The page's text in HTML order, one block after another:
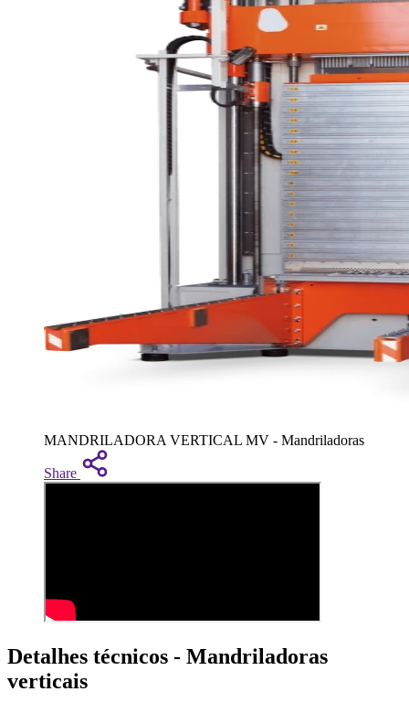
MANDRILADORA VERTICAL MV - Mandriladoras
Share
Detalhes técnicos - Mandriladoras
verticais